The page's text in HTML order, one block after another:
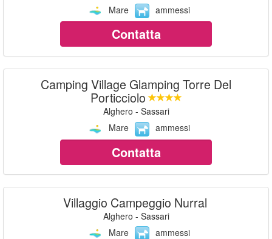
Mare
ammessi
Contatta
Camping Village Glamping Torre Del
Porticciolo
Alghero - Sassari
Mare
ammessi
Contatta
Villaggio Campeggio Nurral
Alghero - Sassari
Mare
ammessi